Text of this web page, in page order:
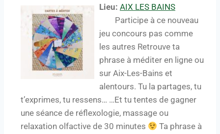
Lieu: AIX LES BAINS
Participe à ce nouveau
jeu concours pas comme
les autres Retrouve ta
phrase à méditer en ligne ou
sur Aix-Les-Bains et
alentours. Tu la partages, tu
t’exprimes, tu ressens… …Et tu tentes de gagner
une séance de réflexologie, massage ou
relaxation olfactive de 30 minutes
Ta phrase à